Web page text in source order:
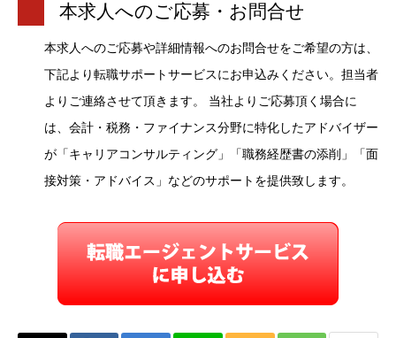
本求人へのご応募・お問合せ
本求人へのご応募や詳細情報へのお問合せをご希望の方は、
下記より転職サポートサービスにお申込みください。担当者
よりご連絡させて頂きます。 当社よりご応募頂く場合に
は、会計・税務・ファイナンス分野に特化したアドバイザー
が「キャリアコンサルティング」「職務経歴書の添削」「面
接対策・アドバイス」などのサポートを提供致します。